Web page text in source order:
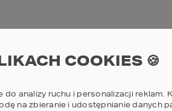
to 12 m szerokości oraz 2,8 m
w obsłudze drzwi wejściowe na
wykorzystuje osadzony
zanika, aby stworzyć
otoczeniu przyrody, warto
bliskość natury i piękne widoki
COOKIES 🍪
analizy ruchu i personalizacji reklam.
na zbieranie i udostępnianie danych